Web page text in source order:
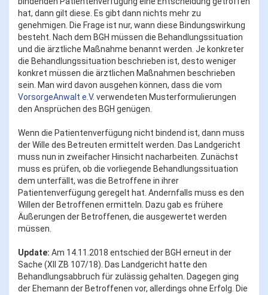
hat, dann gilt diese. Es gibt dann nichts mehr zu
genehmigen. Die Frage ist nur, wann diese Bindungswirkung
besteht. Nach dem BGH müssen die Behandlungssituation
und die ärztliche Maßnahme benannt werden. Je konkreter
die Behandlungssituation beschrieben ist, desto weniger
konkret müssen die ärztlichen Maßnahmen beschrieben
sein. Man wird davon ausgehen können, dass die vom
VorsorgeAnwalt e.V. verwendeten Musterformulierungen
den Ansprüchen des BGH genügen.
Wenn die Patientenverfügung nicht bindend ist, dann muss
der Wille des Betreuten ermittelt werden. Das Landgericht
muss nun in zweifacher Hinsicht nacharbeiten. Zunächst
muss es prüfen, ob die vorliegende Behandlungssituation
dem unterfällt, was die Betroffene in ihrer
Patientenverfügung geregelt hat. Andernfalls muss es den
Willen der Betroffenen ermitteln. Dazu gab es frühere
Äußerungen der Betroffenen, die ausgewertet werden
müssen.
Update: Am 14.11.2018 entschied der BGH erneut in der
Sache (XII ZB 107/18). Das Landgericht hatte den
Behandlungsabbruch für zulässig gehalten. Dagegen ging
der Ehemann der Betroffenen vor, allerdings ohne Erfolg. Die